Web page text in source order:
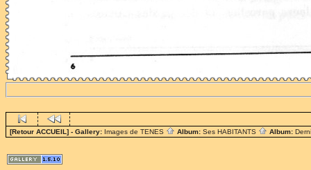
[Retour ACCUEIL] - Gallery: Images de TENES Album: Ses HABITANTS Album: